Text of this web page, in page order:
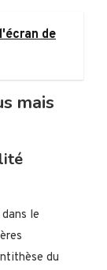
de
mais
le
du